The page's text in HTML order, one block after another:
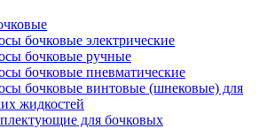
бочковые электрические
бочковые ручные
бочковые пневматические
бочковые винтовые (шнековые) для
жидкостей
для бочковых